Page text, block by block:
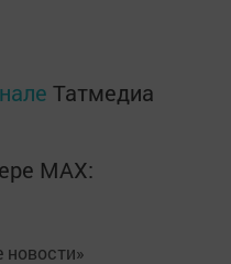
Татмедиа
MАХ:
новости»